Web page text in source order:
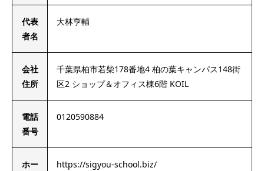
代表
者名
大林亨輔
会社
住所
千葉県柏市若柴178番地4 柏の葉キャンパス148街
区2 ショップ＆オフィス棟6階 KOIL
電話
番号
0120590884
ホー
https://sigyou-school.biz/